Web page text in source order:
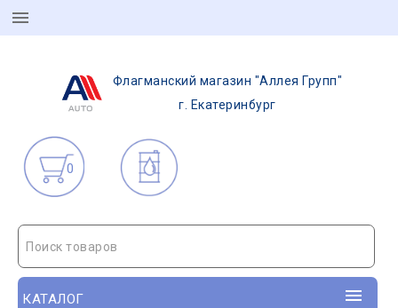
Флагманский магазин "Аллея Групп"
г. Екатеринбург
0
Поиск товаров
КАТАЛОГ